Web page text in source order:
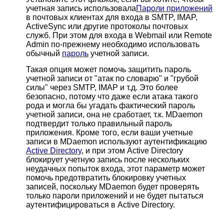
учетная запись использовалаПароли приложений
в почтовых клиентах для входа в SMTP, IMAP,
ActiveSync или другие протоколы почтовых
служб. При этом для входа в Webmail или Remote
Admin по-прежнему необходимо использовать
обычный пароль учетной записи.
Такая опция может помочь защитить пароль
учетной записи от "атак по словарю" и "грубой
силы" через SMTP, IMAP и т.д. Это более
безопасно, потому что даже если атака такого
рода и могла бы угадать фактический пароль
учетной записи, она не сработает, т.к. MDaemon
подтвердит только правильный пароль
приложения. Кроме того, если ваши учетные
записи в MDaemon используют аутентификацию
Active Directory, и при этом Active Directory
блокирует учетную запись после нескольких
неудачных попыток входа, этот параметр может
помочь предотвратить блокировку учетных
записей, поскольку MDaemon будет проверять
только пароли приложений и не будет пытаться
аутентифицироваться в Active Directory.